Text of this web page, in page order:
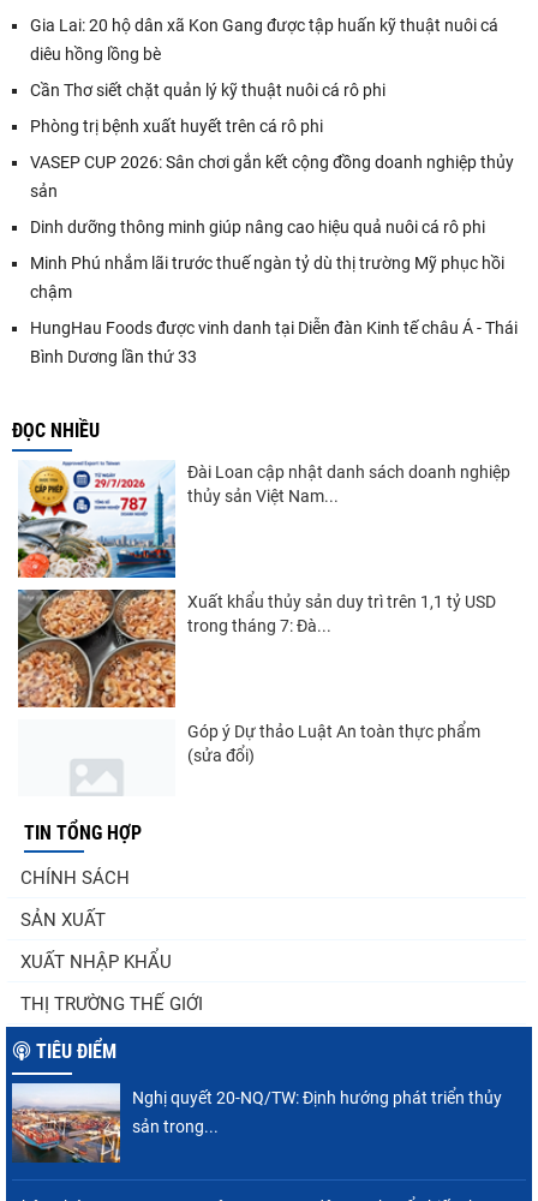
Gia Lai: 20 hộ dân xã Kon Gang được tập huấn kỹ thuật nuôi cá
diêu hồng lồng bè
Cần Thơ siết chặt quản lý kỹ thuật nuôi cá rô phi
Phòng trị bệnh xuất huyết trên cá rô phi
VASEP CUP 2026: Sân chơi gắn kết cộng đồng doanh nghiệp thủy
sản
Dinh dưỡng thông minh giúp nâng cao hiệu quả nuôi cá rô phi
Minh Phú nhắm lãi trước thuế ngàn tỷ dù thị trường Mỹ phục hồi
chậm
HungHau Foods được vinh danh tại Diễn đàn Kinh tế châu Á - Thái
Bình Dương lần thứ 33
ĐỌC NHIỀU
Đài Loan cập nhật danh sách doanh nghiệp
thủy sản Việt Nam...
Xuất khẩu thủy sản duy trì trên 1,1 tỷ USD
trong tháng 7: Đà...
Góp ý Dự thảo Luật An toàn thực phẩm
(sửa đổi)
Thuế Mục 301 và bài toán thích ứng của
tôm Việt tại thị...
Nguồn cung giảm, giá cá rô phi Trung Quốc
TIN TỔNG HỢP
CHÍNH SÁCH
SẢN XUẤT
XUẤT NHẬP KHẨU
THỊ TRƯỜNG THẾ GIỚI
TIÊU ĐIỂM
Nghị quyết 20-NQ/TW: Định hướng phát triển thủy
sản trong...